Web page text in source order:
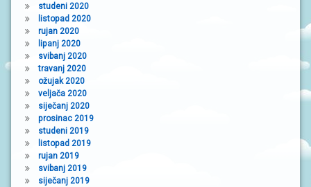
studeni 2020
listopad 2020
rujan 2020
lipanj 2020
svibanj 2020
travanj 2020
ožujak 2020
veljača 2020
siječanj 2020
prosinac 2019
studeni 2019
listopad 2019
rujan 2019
svibanj 2019
siječanj 2019